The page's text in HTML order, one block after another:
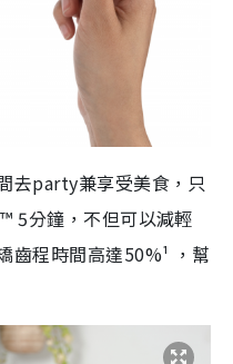
去party兼享受美食，只
5分鐘，不但可以減輕
齒程時間高達50%¹ ，幫